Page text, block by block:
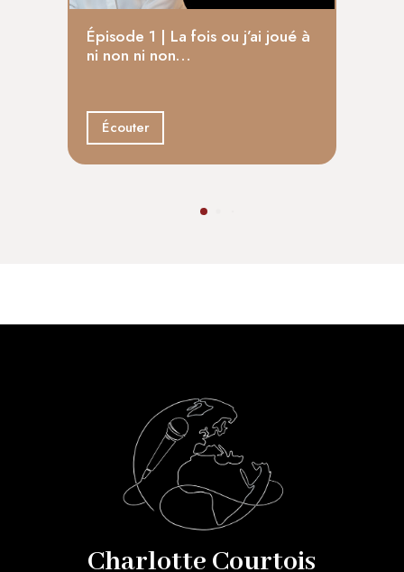
Épisode 1 | La fois ou j’ai joué à
ni non ni non…
Écouter
Charlotte Courtois